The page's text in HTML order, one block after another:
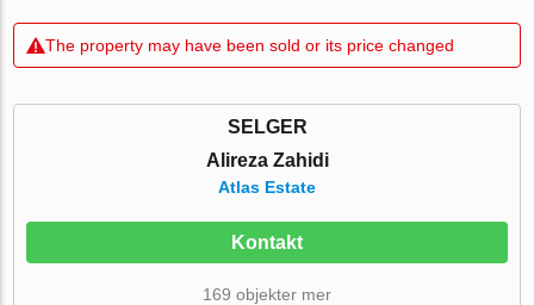
The property may have been sold or its price changed
SELGER
Alireza Zahidi
Atlas Estate
Kontakt
169 objekter mer